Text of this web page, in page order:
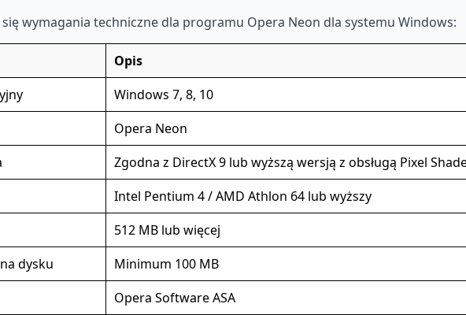
wymagania techniczne dla programu Opera Neon dla systemu Windows:
Opis
Windows 7, 8, 10
Opera Neon
Zgodna z DirectX 9 lub wyższą wersją z obsługą Pixel
Intel Pentium 4 / AMD Athlon 64 lub wyższy
512 MB lub więcej
dysku
Minimum 100 MB
Opera Software ASA